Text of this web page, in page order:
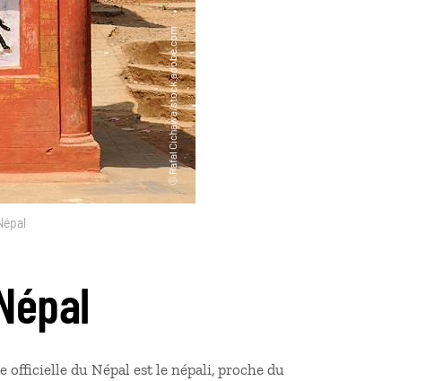
officielle du Népal est le népali, proche du